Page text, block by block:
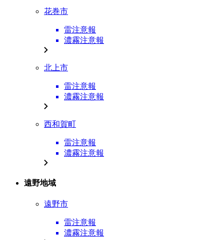
花巻市
雷注意報
濃霧注意報
北上市
雷注意報
濃霧注意報
西和賀町
雷注意報
濃霧注意報
遠野地域
遠野市
雷注意報
濃霧注意報